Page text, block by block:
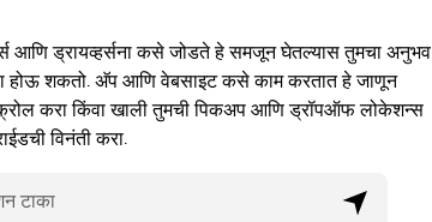
आणि ड्रायव्हर्सना कसे जोडते हे समजून घेतल्यास तुमचा अनुभव
होऊ शकतो. अ‍ॅप आणि वेबसाइट कसे काम करतात हे जाणून
करा किंवा खाली तुमची पिकअप आणि ड्रॉपऑफ लोकेशन्स
विनंती करा.
टाका